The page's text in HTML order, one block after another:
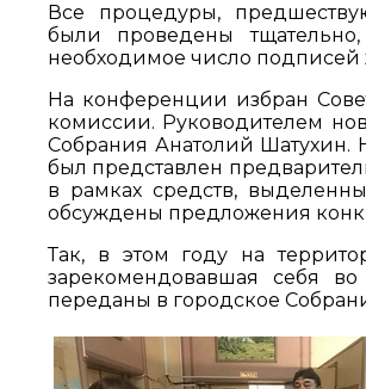
Все процедуры,
были проведены тщательно,
необходимое число
На конференции избран
комиссии. Руководителем
Собрания Анатолий Шатухин.
был представлен
в рамках средств,
обсуждены предложения
Так, в этом году на
зарекомендовавшая себя
переданы в городское